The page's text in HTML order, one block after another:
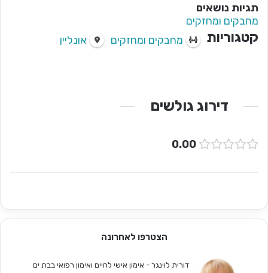
תגיות נושאים
מחבקים ומחזקים
קטגוריות מחבקים ומחזקים אונליין
דירוג גולשים
0.00
הצטרפו לאחרונה
דורית לוינגר - אימון אישי לחיים ואימון רפואי בבת ים